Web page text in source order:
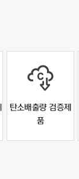
탄소배출량 검증제
품